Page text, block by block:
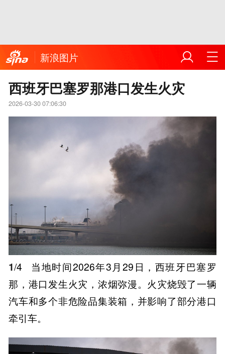
新浪图片
西班牙巴塞罗那港口发生火灾
2026-03-30 07:06:30
1/4
当地时间2026年3月29日，西班牙巴塞罗
那，港口发生火灾，浓烟弥漫。火灾烧毁了一辆
汽车和多个非危险品集装箱，并影响了部分港口
牵引车。